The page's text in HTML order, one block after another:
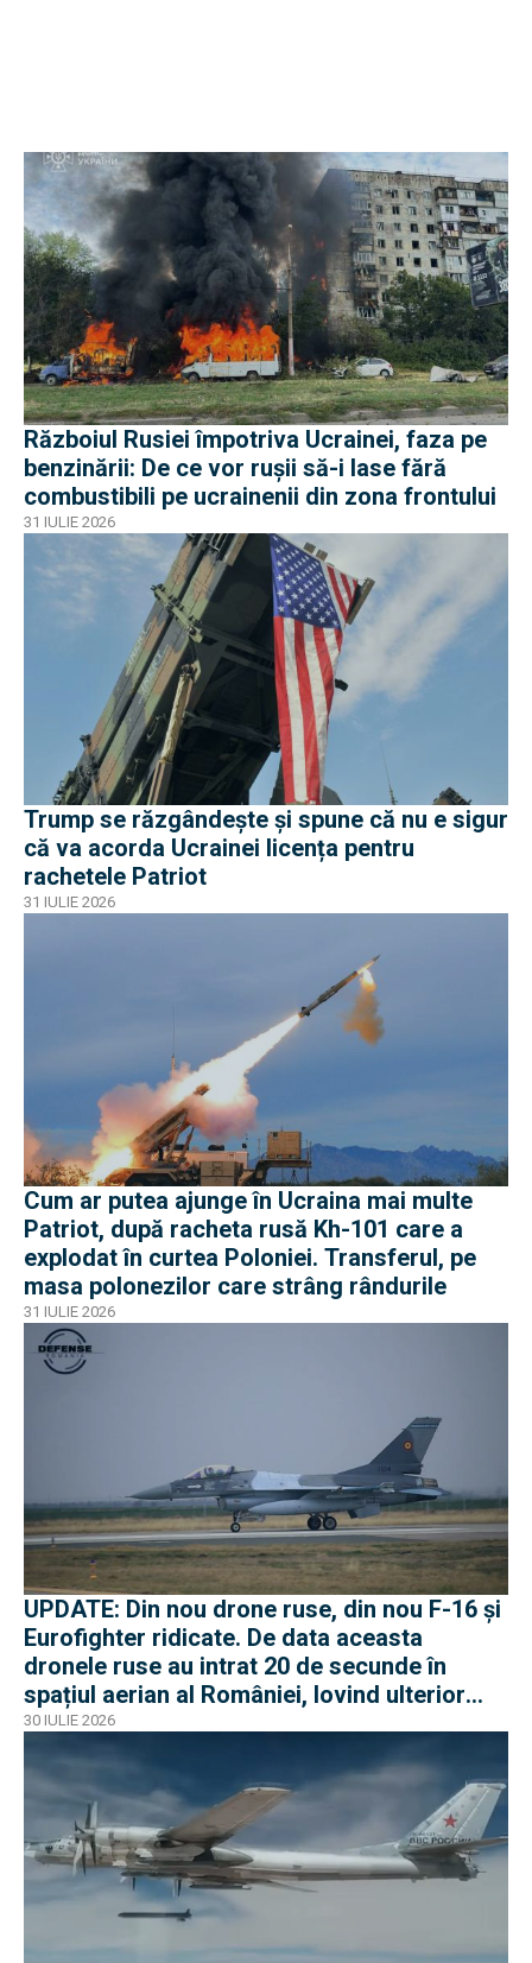
Războiul Rusiei împotriva Ucrainei, faza pe
benzinării: De ce vor rușii să-i lase fără
combustibili pe ucrainenii din zona frontului
31 IULIE 2026
Trump se răzgândește și spune că nu e sigur
că va acorda Ucrainei licența pentru
rachetele Patriot
31 IULIE 2026
Cum ar putea ajunge în Ucraina mai multe
Patriot, după racheta rusă Kh-101 care a
explodat în curtea Poloniei. Transferul, pe
masa polonezilor care strâng rândurile
31 IULIE 2026
UPDATE: Din nou drone ruse, din nou F-16 și
Eurofighter ridicate. De data aceasta
dronele ruse au intrat 20 de secunde în
spațiul aerian al României, lovind ulterior
Ucraina
30 IULIE 2026